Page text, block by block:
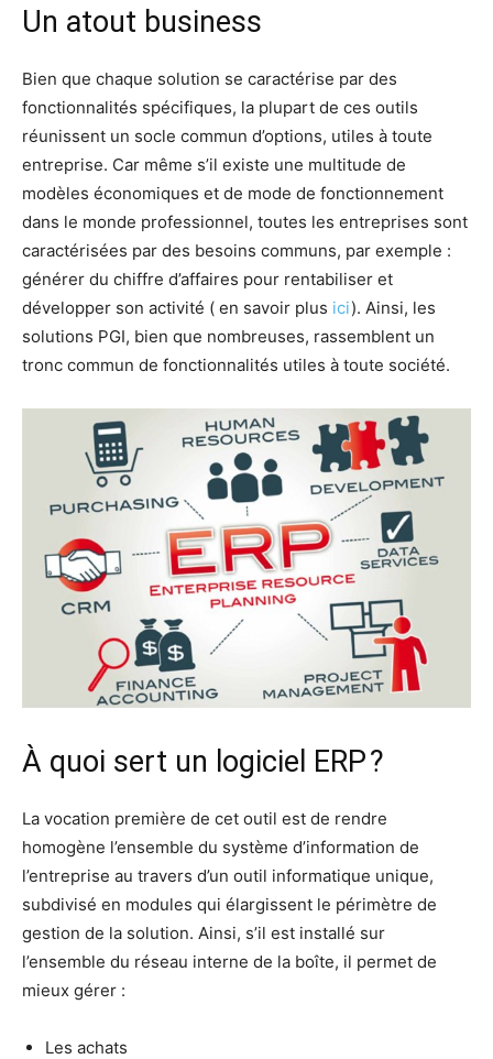
Un atout business
Bien que chaque solution se caractérise par des
fonctionnalités spécifiques, la plupart de ces outils
réunissent un socle commun d’options, utiles à toute
entreprise. Car même s’il existe une multitude de
modèles économiques et de mode de fonctionnement
dans le monde professionnel, toutes les entreprises sont
caractérisées par des besoins communs, par exemple :
générer du chiffre d’affaires pour rentabiliser et
développer son activité ( en savoir plus ici). Ainsi, les
solutions PGI, bien que nombreuses, rassemblent un
tronc commun de fonctionnalités utiles à toute société.
À quoi sert un logiciel ERP ?
La vocation première de cet outil est de rendre
homogène l’ensemble du système d’information de
l’entreprise au travers d’un outil informatique unique,
subdivisé en modules qui élargissent le périmètre de
gestion de la solution. Ainsi, s’il est installé sur
l’ensemble du réseau interne de la boîte, il permet de
mieux gérer :
Les achats